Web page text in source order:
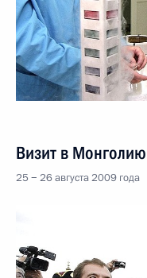
Визит в Монголию
25 − 26 августа 2009 года